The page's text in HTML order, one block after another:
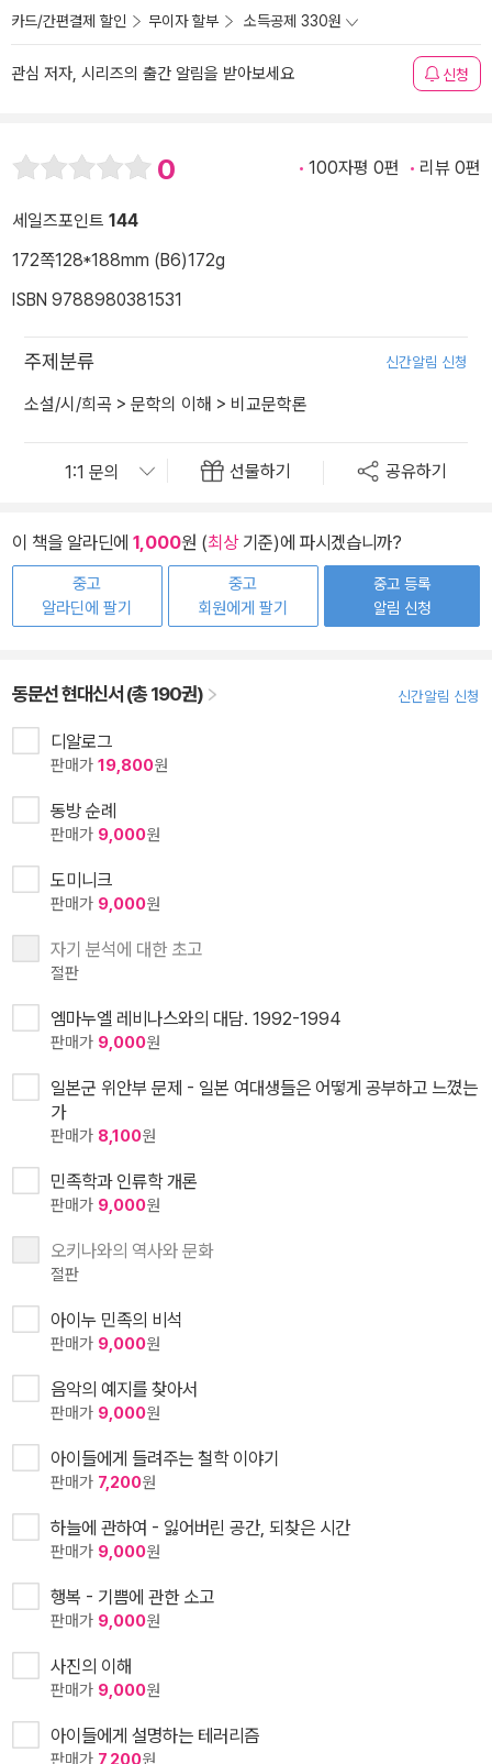
카드/간편결제 할인 무이자 할부 소득공제 330원
관심 저자, 시리즈의 출간 알림을 받아보세요 신청
0 100자평 0편 리뷰 0편
세일즈포인트 144
172쪽128*188mm (B6)172g
ISBN 9788980381531
주제분류 신간알림 신청
소설/시/희곡 > 문학의 이해 > 비교문학론
선물하기 공유하기
이 책을 알라딘에 1,000원 (최상기준)에 파시겠습니까?
중고
알라딘에 팔기
중고
회원에게 팔기
중고 등록
알림 신청
동문선 현대신서 (총 190권) 신간알림 신청
디알로그
판매가 19,800원
동방 순례
판매가 9,000원
도미니크
판매가 9,000원
자기 분석에 대한 초고
절판
엠마누엘 레비나스와의 대담. 1992-1994
판매가 9,000원
일본군 위안부 문제 - 일본 여대생들은 어떻게 공부하고 느꼈는
가
판매가 8,100원
민족학과 인류학 개론
판매가 9,000원
오키나와의 역사와 문화
절판
아이누 민족의 비석
판매가 9,000원
음악의 예지를 찾아서
판매가 9,000원
아이들에게 들려주는 철학 이야기
판매가 7,200원
하늘에 관하여 - 잃어버린 공간, 되찾은 시간
판매가 9,000원
행복 - 기쁨에 관한 소고
판매가 9,000원
사진의 이해
판매가 9,000원
아이들에게 설명하는 테러리즘
판매가 7,200원